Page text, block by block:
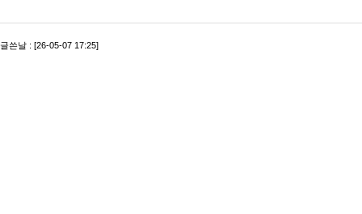
글쓴날 : [26-05-07 17:25]